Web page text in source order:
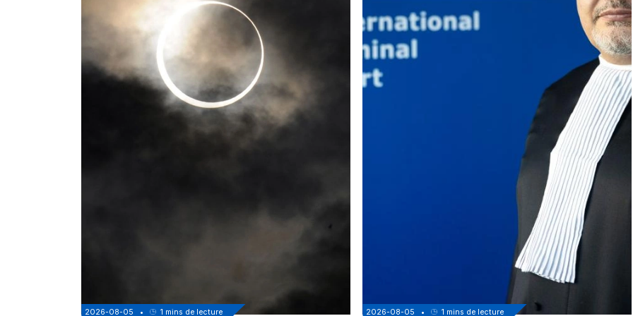
2026-08-05 • 1 mins de lecture 2026-08-05 • 1 mins de lecture